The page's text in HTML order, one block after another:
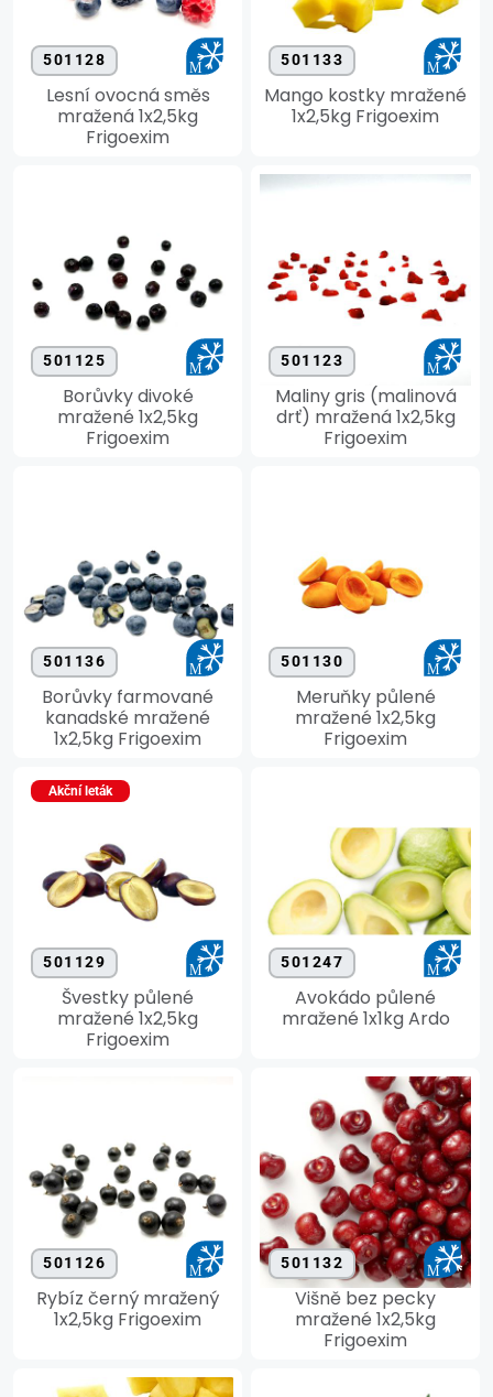
501128
Lesní ovocná směs
mražená 1x2,5kg
Frigoexim
501133
Mango kostky mražené
1x2,5kg Frigoexim
501125
Borůvky divoké
mražené 1x2,5kg
Frigoexim
501123
Maliny gris (malinová
drť) mražená 1x2,5kg
Frigoexim
501136
Borůvky farmované
kanadské mražené
1x2,5kg Frigoexim
501130
Meruňky půlené
mražené 1x2,5kg
Frigoexim
Akční leták
501129
Švestky půlené
mražené 1x2,5kg
Frigoexim
501247
Avokádo půlené
mražené 1x1kg Ardo
501126
Rybíz černý mražený
1x2,5kg Frigoexim
501132
Višně bez pecky
mražené 1x2,5kg
Frigoexim